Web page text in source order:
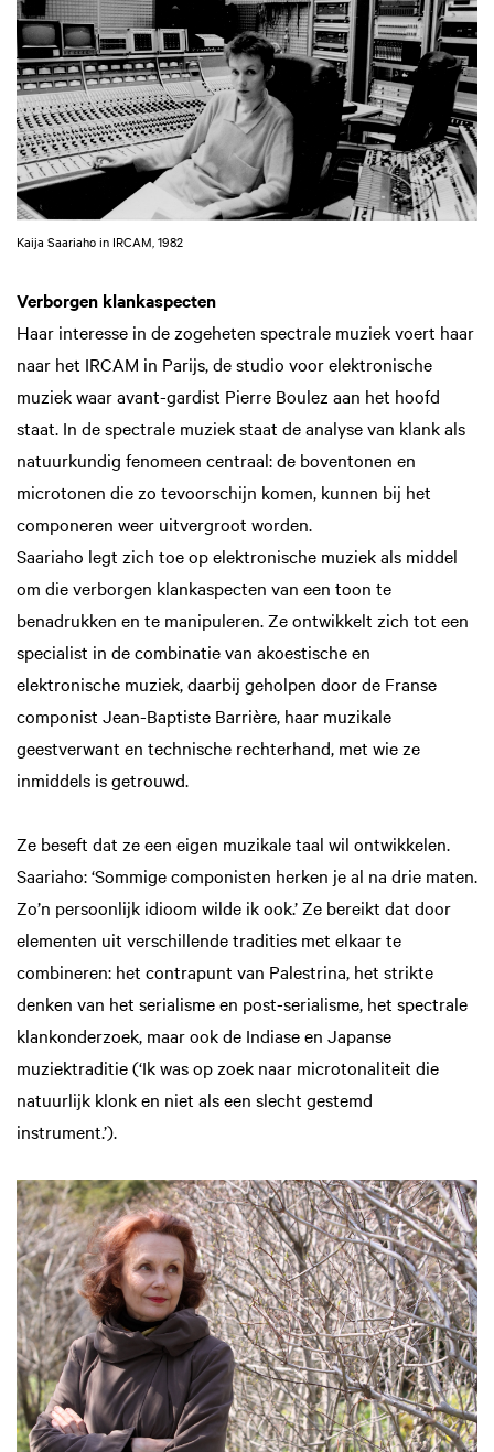
Kaija Saariaho in IRCAM, 1982
Verborgen klankaspecten
Haar interesse in de zogeheten spectrale muziek voert haar
naar het IRCAM in Parijs, de studio voor elektronische
muziek waar avant-gardist Pierre Boulez aan het hoofd
staat. In de spectrale muziek staat de analyse van klank als
natuurkundig fenomeen centraal: de boventonen en
microtonen die zo tevoorschijn komen, kunnen bij het
componeren weer uitvergroot worden.
Saariaho legt zich toe op elektronische muziek als middel
om die verborgen klankaspecten van een toon te
benadrukken en te manipuleren. Ze ontwikkelt zich tot een
specialist in de combinatie van akoestische en
elektronische muziek, daarbij geholpen door de Franse
componist Jean-Baptiste Barrière, haar muzikale
geestverwant en technische rechterhand, met wie ze
inmiddels is getrouwd.
Ze beseft dat ze een eigen muzikale taal wil ontwikkelen.
Saariaho: ‘Sommige componisten herken je al na drie maten.
Zo’n persoonlijk idioom wilde ik ook.’ Ze bereikt dat door
elementen uit verschillende tradities met elkaar te
combineren: het contrapunt van Palestrina, het strikte
denken van het serialisme en post-serialisme, het spectrale
klankonderzoek, maar ook de Indiase en Japanse
muziektraditie (‘Ik was op zoek naar microtonaliteit die
natuurlijk klonk en niet als een slecht gestemd
instrument.’).